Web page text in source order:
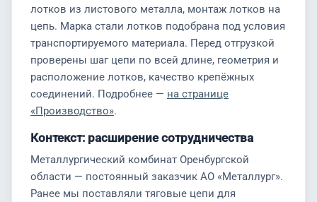
лотков из листового металла, монтаж лотков на
цепь. Марка стали лотков подобрана под условия
транспортируемого материала. Перед отгрузкой
проверены шаг цепи по всей длине, геометрия и
расположение лотков, качество крепёжных
соединений. Подробнее — на странице
«Производство».
Контекст: расширение сотрудничества
Металлургический комбинат Оренбургской
области — постоянный заказчик АО «Металлург».
Ранее мы поставляли тяговые цепи для